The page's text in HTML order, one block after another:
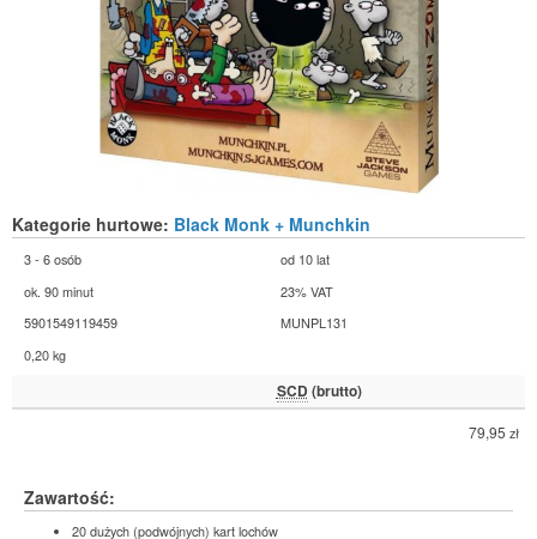
Kategorie hurtowe: Black Monk + Munchkin
3 - 6 osób
od 10 lat
ok. 90 minut
23% VAT
5901549119459
MUNPL131
0,20 kg
SCD (brutto)
79,95 zł
Zawartość:
20 dużych (podwójnych) kart lochów